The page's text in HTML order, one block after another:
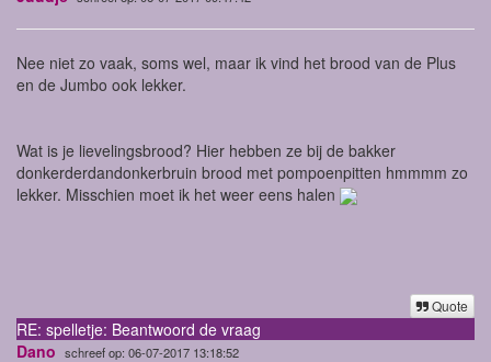
Nee niet zo vaak, soms wel, maar ik vind het brood van de Plus
en de Jumbo ook lekker.
Wat is je lievelingsbrood? Hier hebben ze bij de bakker
donkerderdandonkerbruin brood met pompoenpitten hmmmm zo
lekker. Misschien moet ik het weer eens halen
Quote
RE: spelletje: Beantwoord de vraag
Dano schreef op: 06-07-2017 13:18:52